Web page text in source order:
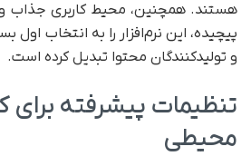
هستند. همچنین، محیط کاربری جذاب و
پیچیده، این نرم‌افزار را به انتخاب
و تولیدکنندگان محتوا تبدیل کرده است.
تنظیمات پیشرفته برای
محیطی